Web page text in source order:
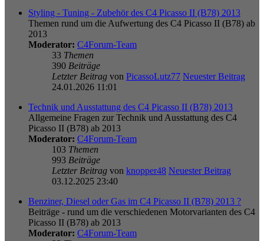
Styling - Tuning - Zubehör des C4 Picasso II (B78) 2013
Themen rund um die Aufwertung des C4 Picasso II (B78) ab
2013
Moderator: C4Forum-Team
33 Themen
390 Beiträge
Letzter Beitrag von PicassoLutz77 Neuester Beitrag
24.01.2026 11:01
Technik und Ausstattung des C4 Picasso II (B78) 2013
Allgemeine Fragen zur Technik und Ausstattung des C4
Picasso II (B78) ab 2013
Moderator: C4Forum-Team
103 Themen
993 Beiträge
Letzter Beitrag von knopper48 Neuester Beitrag
03.12.2025 23:40
Benziner, Diesel oder Gas im C4 Picasso II (B78) 2013 ?
Beiträge - rund um die verschiedenen Motorvarianten des C4
Picasso II (B78) ab 2013
Moderator: C4Forum-Team